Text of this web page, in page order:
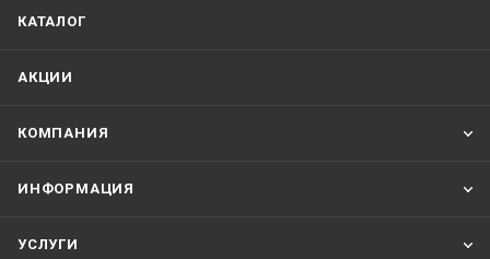
КАТАЛОГ
АКЦИИ
КОМПАНИЯ
ИНФОРМАЦИЯ
УСЛУГИ